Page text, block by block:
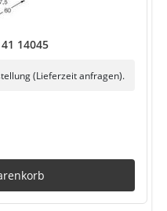
14045
(Lieferzeit anfragen).